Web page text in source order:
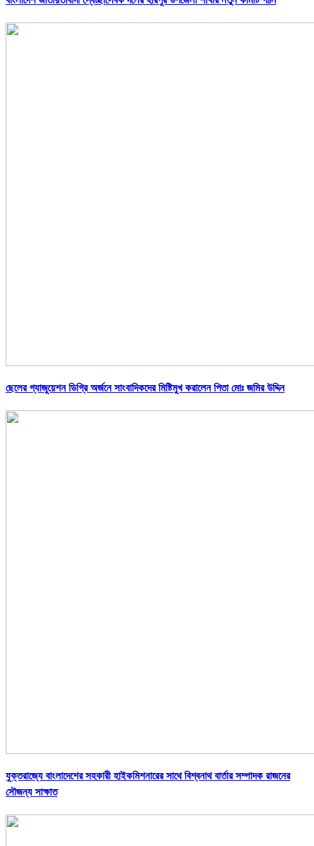
ছেলের গ্যাজুয়েশন ডিগ্রি অর্জনে সাংবাদিকদের মিষ্টিমুখ করালেন পিতা মোঃ জমির উদ্দিন
যুক্তরাজ্যে বাংলাদেশের সহকারী হাইকমিশনারের সাথে বিশ্বনাথ বার্তার সম্পাদক রাজনের
সৌজন্য সাক্ষাত